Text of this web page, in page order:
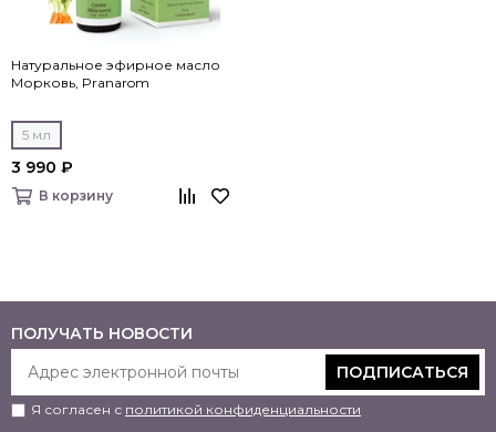
Натуральное эфирное масло
Морковь, Pranarom
5 мл
3 990 ₽
В корзину
ПОЛУЧАТЬ НОВОСТИ
ПОДПИСАТЬСЯ
Я согласен с политикой конфиденциальности